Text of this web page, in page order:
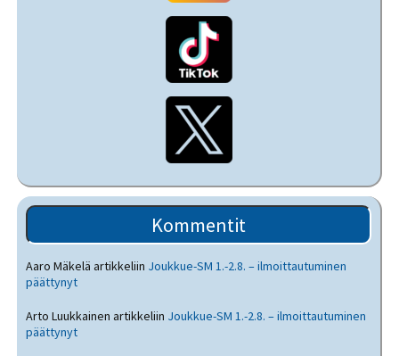
Kommentit
Aaro Mäkelä artikkeliin Joukkue-SM 1.-2.8. – ilmoittautuminen
päättynyt
Arto Luukkainen artikkeliin Joukkue-SM 1.-2.8. – ilmoittautuminen
päättynyt